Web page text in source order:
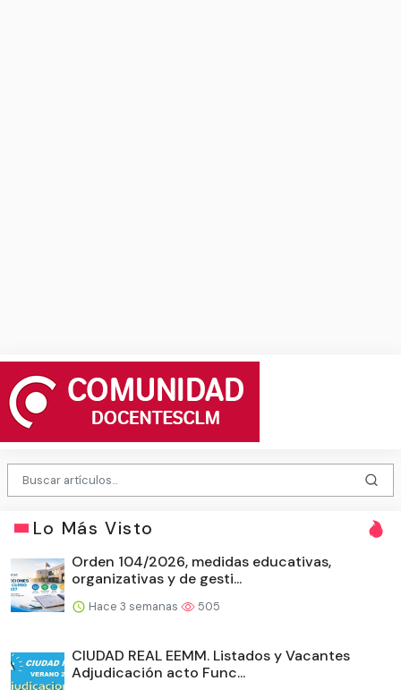
Lo Más Visto
Orden 104/2026, medidas educativas,
organizativas y de gesti...
Hace 3 semanas 505
CIUDAD REAL EEMM. Listados y Vacantes
Adjudicación acto Func...